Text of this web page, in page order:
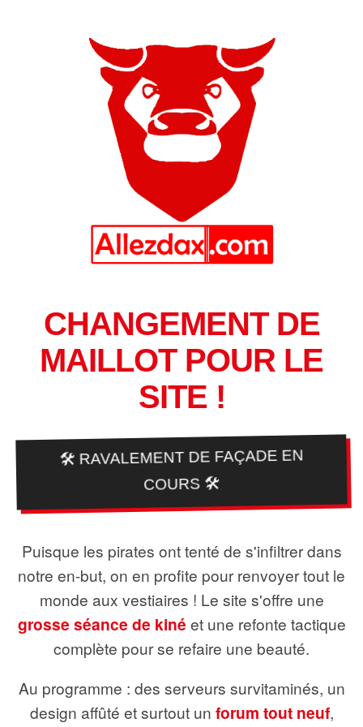
CHANGEMENT DE
MAILLOT POUR LE
SITE !
🛠️ RAVALEMENT DE FAÇADE EN
COURS 🛠️
Puisque les pirates ont tenté de s'infiltrer dans
notre en-but, on en profite pour renvoyer tout le
monde aux vestiaires ! Le site s'offre une
grosse séance de kiné et une refonte tactique
complète pour se refaire une beauté.
Au programme : des serveurs survitaminés, un
design affûté et surtout un forum tout neuf,